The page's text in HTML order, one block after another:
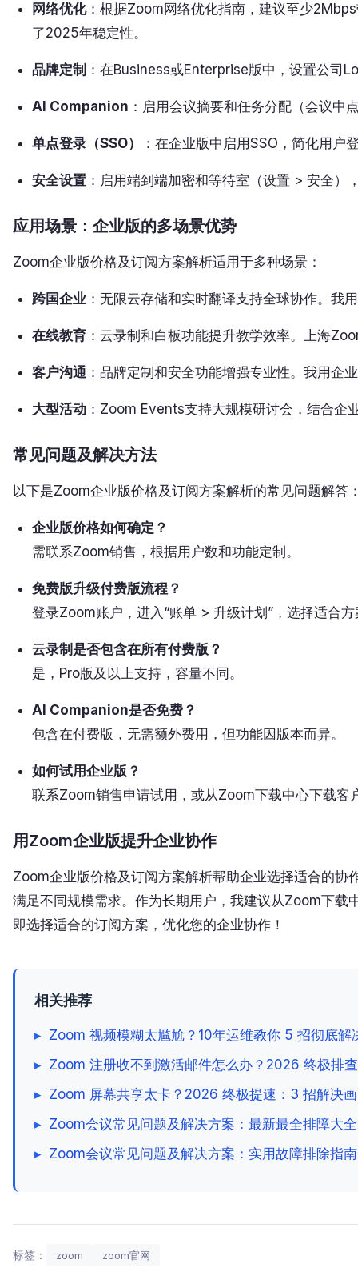
网络优化：根据Zoom网络优化指南，建议至少
了2025年稳定性。
品牌定制 ：在Business或Enterprise版中，设置公司
AI Companion ：启用会议摘要和任务分配（会议中
单点登录（SSO） ：在企业版中启用SSO，简化用户
安全设置 ：启用端到端加密和等待室（设置 > 安全）
应用场景：企业版的多场景优势
Zoom企业版价格及订阅方案解析适用于多种场景：
跨国企业 ：无限云存储和实时翻译支持全球协作。我
在线教育 ：云录制和白板功能提升教学效率。上海
客户沟通 ：品牌定制和安全功能增强专业性。我用企
大型活动 ：Zoom Events支持大规模研讨会，结合企
常见问题及解决方法
以下是Zoom企业版价格及订阅方案解析的常见问题解答
企业版价格如何确定？
需联系Zoom销售，根据用户数和功能定制。
免费版升级付费版流程？
登录Zoom账户，进入“账单 > 升级计划”，选择适合方
云录制是否包含在所有付费版？
是，Pro版及以上支持，容量不同。
AI Companion是否免费？
包含在付费版，无需额外费用，但功能因版本而异。
如何试用企业版？
联系Zoom销售申请试用，或从Zoom下载中心下载客
用Zoom企业版提升企业协作
Zoom企业版价格及订阅方案解析帮助企业选择适合的
满足不同规模需求。作为长期用户，我建议从Zoom下
即选择适合的订阅方案，优化您的企业协作！
相关推荐
▸ Zoom 视频模糊太尴尬？10年运维教你 5 招彻底解
▸ Zoom 注册收不到激活邮件怎么办？2026 终极排
▸ Zoom 屏幕共享太卡？2026 终极提速：3 招解决
▸ Zoom会议常见问题及解决方案：最新最全排障大全
▸ Zoom会议常见问题及解决方案：实用故障排除指南
标签： zoom zoom官网